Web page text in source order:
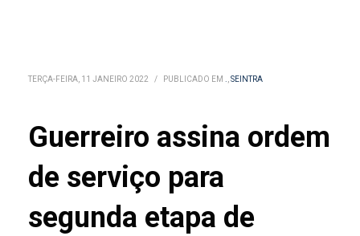
TERÇA-FEIRA, 11 JANEIRO 2022 / PUBLICADO EM .,SEINTRA
Guerreiro assina ordem
de serviço para
segunda etapa de